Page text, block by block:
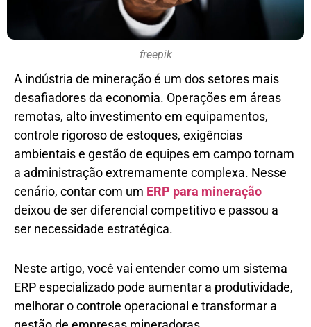
freepik
A indústria de mineração é um dos setores mais
desafiadores da economia. Operações em áreas
remotas, alto investimento em equipamentos,
controle rigoroso de estoques, exigências
ambientais e gestão de equipes em campo tornam
a administração extremamente complexa. Nesse
cenário, contar com um ERP para mineração
deixou de ser diferencial competitivo e passou a
ser necessidade estratégica.
Neste artigo, você vai entender como um sistema
ERP especializado pode aumentar a produtividade,
melhorar o controle operacional e transformar a